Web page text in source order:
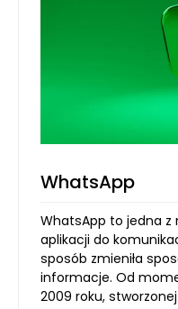
WhatsApp
WhatsApp to jedna z
aplikacji do
sposób zmieniła
informacje. Od
2009 roku,